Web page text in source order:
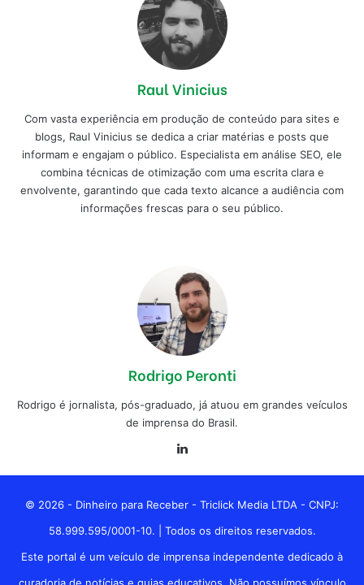
Raul Vinicius
Com vasta experiência em produção de conteúdo para sites e
blogs, Raul Vinicius se dedica a criar matérias e posts que
informam e engajam o público. Especialista em análise SEO, ele
combina técnicas de otimização com uma escrita clara e
envolvente, garantindo que cada texto alcance a audiência com
informações frescas para o seu público.
Rodrigo Peronti
Rodrigo é jornalista, pós-graduado, já atuou em grandes veículos
de imprensa do Brasil.
© 2026 - Dinheiro para Receber - Triclick Media LTDA - CNPJ:
58.999.595/0001-10. | Todos os direitos reservados.
Este portal é um veículo de imprensa independente dedicado à
curadoria de notícias e guias educativos. Não possuímos vínculo